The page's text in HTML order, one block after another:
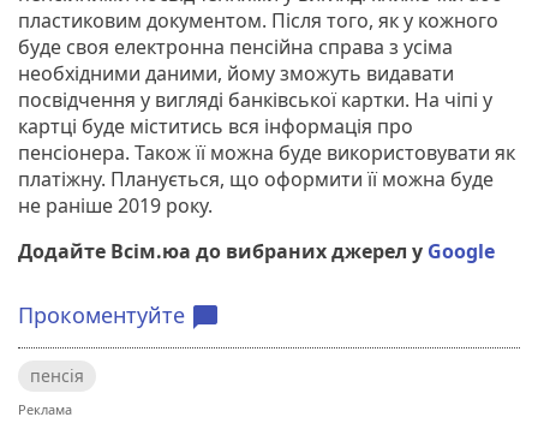
пластиковим документом. Після того, як у кожного
буде своя електронна пенсійна справа з усіма
необхідними даними, йому зможуть видавати
посвідчення у вигляді банківської картки. На чіпі у
картці буде міститись вся інформація про
пенсіонера. Також її можна буде використовувати як
платіжну. Планується, що оформити її можна буде
не раніше 2019 року.
Додайте Всім.юа до вибраних джерел у Google
Прокоментуйте chat_bubble
пенсія